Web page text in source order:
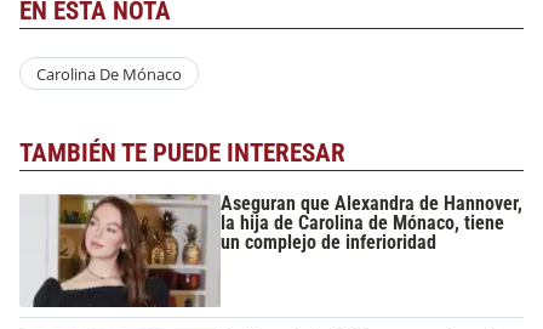
EN ESTA NOTA
Carolina De Mónaco
TAMBIÉN TE PUEDE INTERESAR
Aseguran que Alexandra de Hannover,
la hija de Carolina de Mónaco, tiene
un complejo de inferioridad